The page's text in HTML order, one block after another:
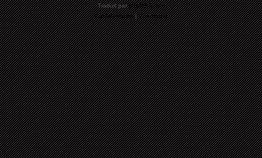
Traduit parphpBB-fr.com
Confidentialité|Conditions